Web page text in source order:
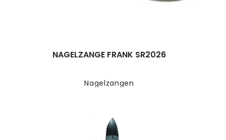
Nagelzangen
NAGELZANGE FRANK SR2026